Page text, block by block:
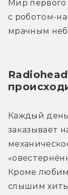
Мир первого
с роботом-
мрачным
Каждый
заказывает
Кроме
слышим